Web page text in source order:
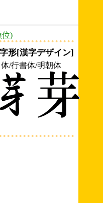
位)
形[漢字デザイン]
/行書体/明朝体